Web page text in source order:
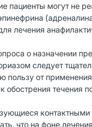
пациенты могут не
лечения
о назначении
следует
пользу от
обострения течения
контактными
что на фоне